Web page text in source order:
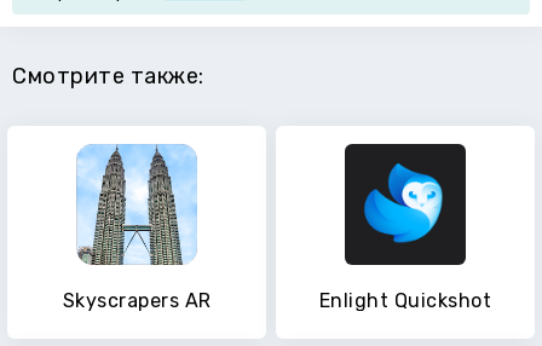
Смотрите также:
Skyscrapers AR Enlight Quickshot